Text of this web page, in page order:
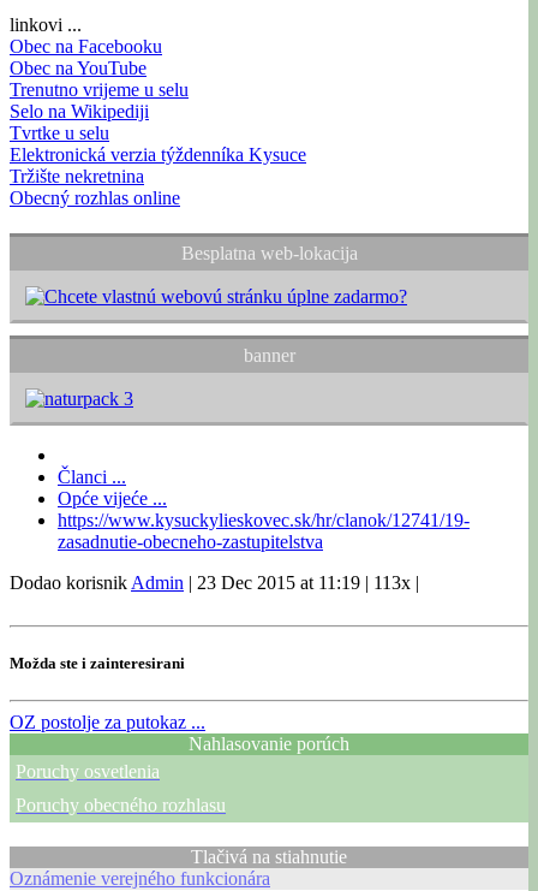
linkovi ...
Obec na Facebooku
Obec na YouTube
Trenutno vrijeme u selu
Selo na Wikipediji
Tvrtke u selu
Elektronická verzia týždenníka Kysuce
Tržište nekretnina
Obecný rozhlas online
Besplatna web-lokacija
banner
Članci ...
Opće vijeće ...
https://www.kysuckylieskovec.sk/hr/clanok/12741/19-
zasadnutie-obecneho-zastupitelstva
Dodao korisnik Admin | 23 Dec 2015 at 11:19 | 113x |
Možda ste i zainteresirani
OZ postolje za putokaz ...
Nahlasovanie porúch
Poruchy osvetlenia
Poruchy obecného rozhlasu
Tlačivá na stiahnutie
Oznámenie verejného funkcionára